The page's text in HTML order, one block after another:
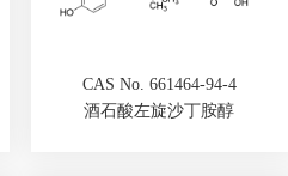
CAS No. 661464-94-4
酒石酸左旋沙丁胺醇